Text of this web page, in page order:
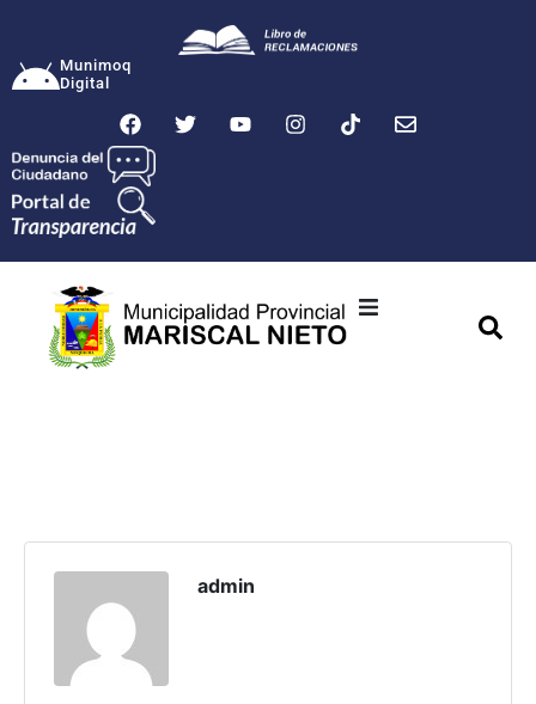
Munimoq
Digital
admin